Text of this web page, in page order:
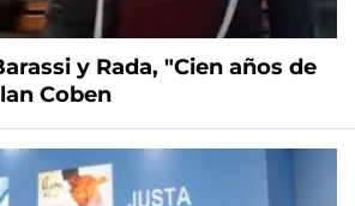
y Rada, "Cien años de
Coben